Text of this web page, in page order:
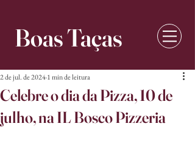
Boas Taças
Celebre o dia da Pizza, 10 de
julho, na IL Bosco Pizzeria
2 de jul. de 20241 min de leitura